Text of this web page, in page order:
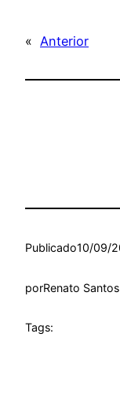
« Anterior
Publicado10/09/
porRenato
Tags: